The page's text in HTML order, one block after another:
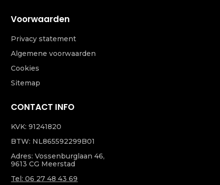
Voorwaarden
Privacy statement
Algemene voorwaarden
Cookies
Sitemap
CONTACT INFO
KVK: 91241820
BTW: NL865592299B01
Adres: Vossenburglaan 46,
9613 CG Meerstad
Tel: 06 27 48 43 69